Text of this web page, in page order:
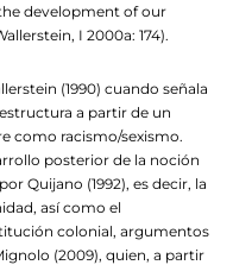
development of our
I 2000a: 174).
(1990) cuando señala
a partir de un
como racismo/sexismo.
posterior de la noción
Quijano (1992), es decir, la
así como el
colonial, argumentos
(2009), quien, a partir